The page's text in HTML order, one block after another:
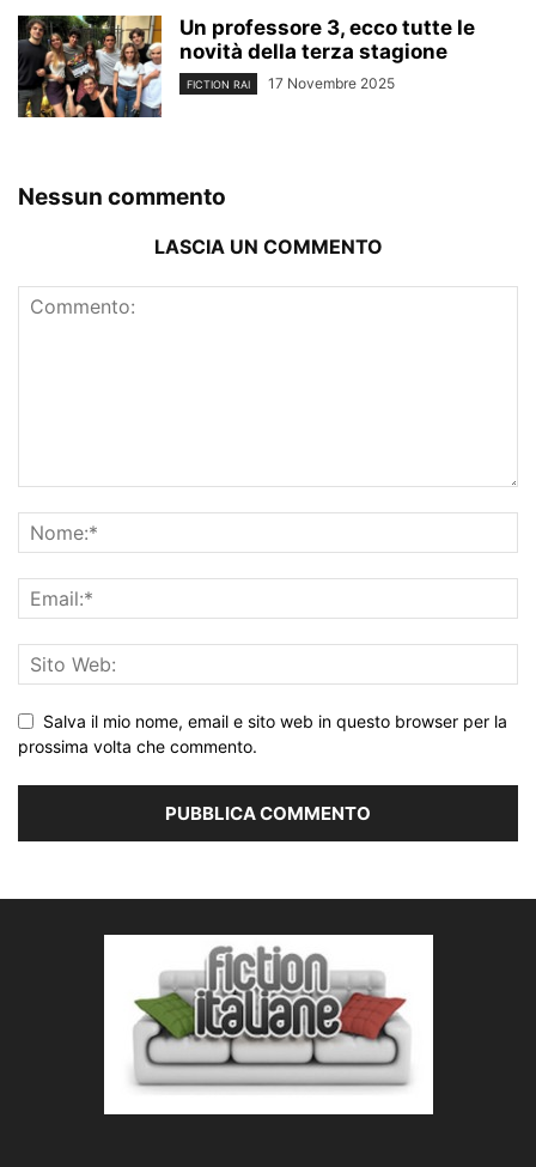
Un professore 3, ecco tutte le
novità della terza stagione
FICTION RAI 17 Novembre 2025
Nessun commento
LASCIA UN COMMENTO
Salva il mio nome, email e sito web in questo browser per la
prossima volta che commento.